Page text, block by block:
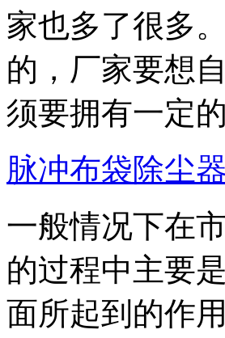
家也多了很多
的，厂家要想
须要拥有一定
脉冲布袋除尘器
一般情况下在
的过程中主要
面所起到的作